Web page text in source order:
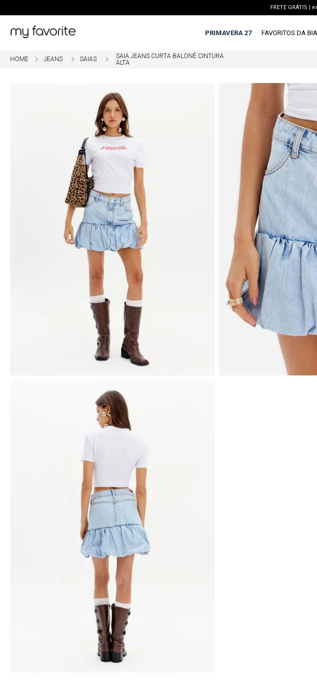
FRETE GRÁTIS |
PRIMAVERA 27 FAVORITOS DA
JEANS SAIAS
SAIA JEANS CURTA BALONÊ CINTURA
ALTA
vestido
blusa
calca jeans
calca
5º
saia
6º
7º
conjunto
jaqueta
9º
blazer
10º casaco